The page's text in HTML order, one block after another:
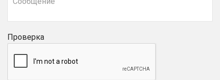
Проверка